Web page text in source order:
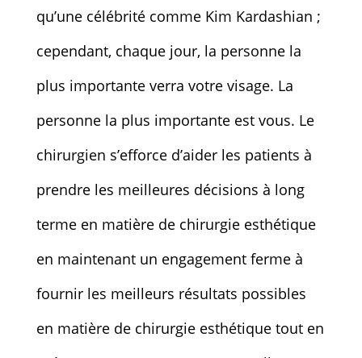
qu’une célébrité comme Kim Kardashian ;
cependant, chaque jour, la personne la
plus importante verra votre visage. La
personne la plus importante est vous. Le
chirurgien s’efforce d’aider les patients à
prendre les meilleures décisions à long
terme en matière de chirurgie esthétique
en maintenant un engagement ferme à
fournir les meilleurs résultats possibles
en matière de chirurgie esthétique tout en